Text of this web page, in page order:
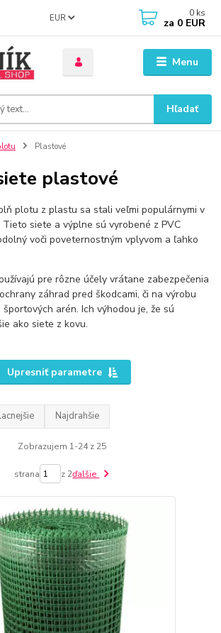
Menu
EUR
Hľadať
0 ks
za 0 EUR
Plastové
plastové
plotu z plastu sa stali veľmi populárnymi v
siete a výplne sú vyrobené z PVC
voči poveternostným vplyvom a ľahko
pre rôzne účely vrátane zabezpečenia
záhrad pred škodcami, či na výrobu
arén. Ich výhodou je, že sú
ako siete z kovu.
Upresniť parametre
Najdrahšie
Zobrazujem 1-24 z 25
strana z 2ďalšie